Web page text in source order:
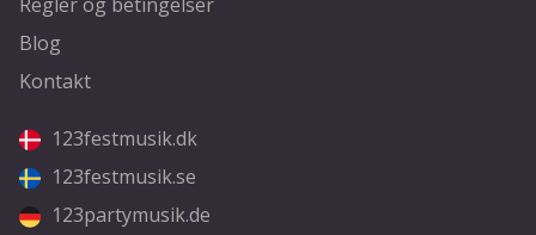
Blog
Kontakt
123festmusik.dk
123festmusik.se
123partymusik.de